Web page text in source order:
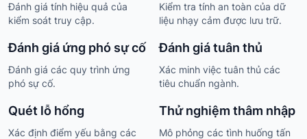
Đánh giá tính hiệu quả của
kiểm soát truy cập.
Kiểm tra tính an toàn của dữ
liệu nhạy cảm được lưu trữ.
Đánh giá ứng phó sự cố
Đánh giá các quy trình ứng
phó sự cố.
Đánh giá tuân thủ
Xác minh việc tuân thủ các
tiêu chuẩn ngành.
Quét lỗ hổng
Xác định điểm yếu bằng các
Thử nghiệm thâm nhập
Mô phỏng các tình huống tấn